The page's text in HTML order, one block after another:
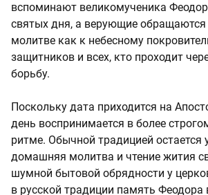
вспоминают великомученика
святых дня, а верующие обращаются
молитве как к небесному
защитников и всех, кто проходит
борьбу.
Поскольку дата приходится на
день воспринимается в более
ритме. Обычной традицией остается
домашняя молитва и чтение жития
шумной бытовой обрядности у
в русской традиции память Феодора